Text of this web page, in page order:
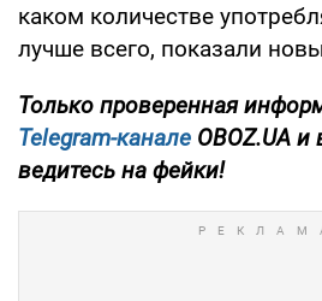
каком количестве
лучше всего, показали
Только проверенная
Telegram-канале OBOZ.UA и
ведитесь на фейки!